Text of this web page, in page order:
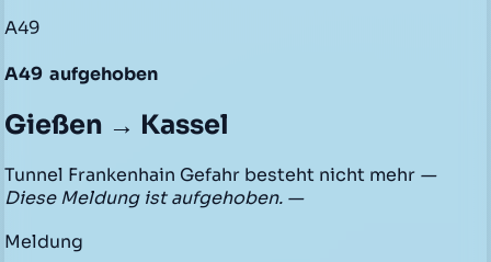
A49
A49 aufgehoben
Gießen → Kassel
Tunnel Frankenhain Gefahr besteht nicht mehr —
Diese Meldung ist aufgehoben. —
Meldung